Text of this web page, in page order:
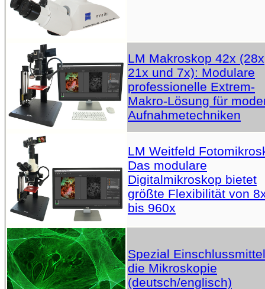
LM Makroskop 42x
21x und 7x): Modulare
professionelle Extrem-
Makro-Lösung für
Aufnahmetechniken
LM Weitfeld
Das modulare
Digitalmikroskop bietet
größte Flexibilität von
bis 960x
Spezial
die Mikroskopie
(deutsch/englisch)